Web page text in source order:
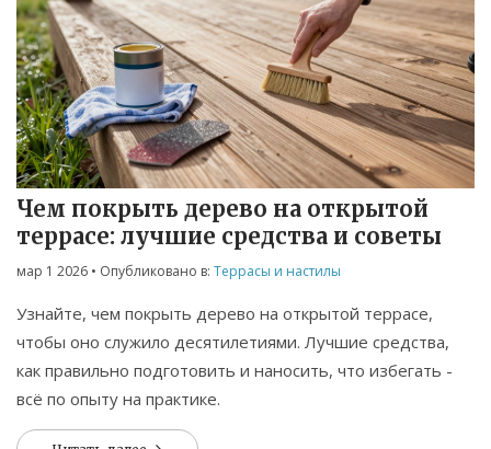
Чем покрыть дерево на открытой
террасе: лучшие средства и советы
мар 1 2026 • Опубликовано в: Террасы и настилы
Узнайте, чем покрыть дерево на открытой террасе,
чтобы оно служило десятилетиями. Лучшие средства,
как правильно подготовить и наносить, что избегать -
всё по опыту на практике.